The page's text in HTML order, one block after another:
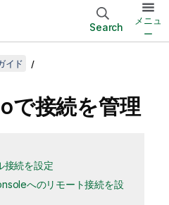
Search
メニュ
ー
イド
で接続を管理
接続を設定
へのリモート接続を設